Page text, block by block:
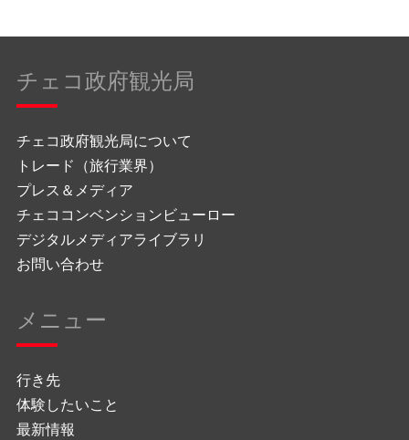
チェコ政府観光局
チェコ政府観光局について
トレード（旅行業界）
プレス＆メディア
チェココンベンションビューロー
デジタルメディアライブラリ
お問い合わせ
メニュー
行き先
体験したいこと
最新情報